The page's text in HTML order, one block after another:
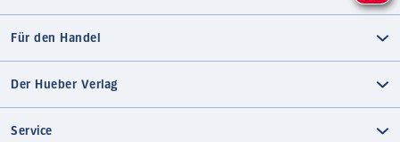
Für den Handel
Der Hueber Verlag
Service